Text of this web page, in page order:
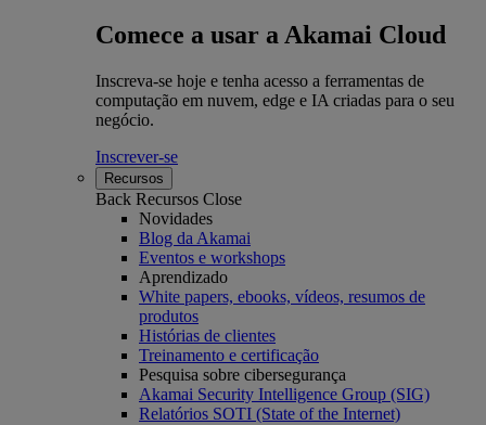
Comece a usar a Akamai Cloud
Inscreva-se hoje e tenha acesso a ferramentas de
computação em nuvem, edge e IA criadas para o seu
negócio.
Inscrever-se
Recursos
Back Recursos Close
Novidades
Blog da Akamai
Eventos e workshops
Aprendizado
White papers, ebooks, vídeos, resumos de
produtos
Histórias de clientes
Treinamento e certificação
Pesquisa sobre cibersegurança
Akamai Security Intelligence Group (SIG)
Relatórios SOTI (State of the Internet)